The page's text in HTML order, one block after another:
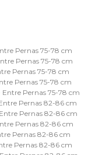
Pernas 75-78 cm
Pernas 75-78 cm
Pernas 75-78 cm
Pernas 75-78 cm
Pernas 75-78 cm
Pernas 82-86 cm
Pernas 82-86 cm
Pernas 82-86 cm
Pernas 82-86 cm
Pernas 82-86 cm